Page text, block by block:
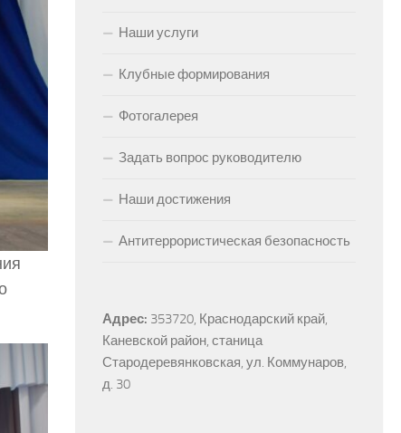
Наши услуги
Клубные формирования
Фотогалерея
Задать вопрос руководителю
Наши достижения
Антитеррористическая безопасность
Адрес: 353720, Краснодарский край,
Каневской район, станица
Стародеревянковская, ул. Коммунаров,
д. 30